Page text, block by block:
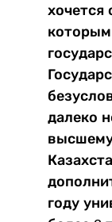
хочется
далеко
году